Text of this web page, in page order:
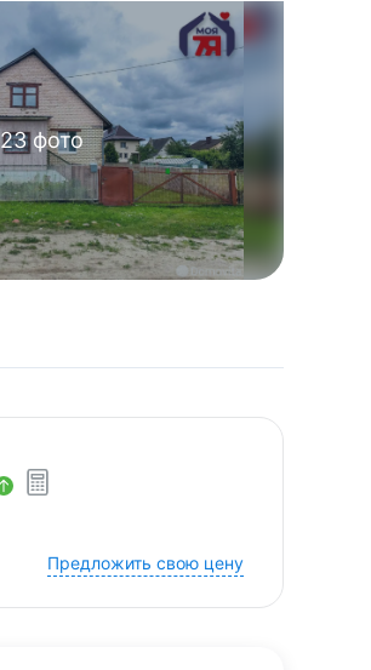
23фото
Предложить свою цену